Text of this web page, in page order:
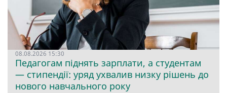
08.08.2026 15:30
Педагогам піднять зарплати, а студентам
— стипендії: уряд ухвалив низку рішень до
нового навчального року